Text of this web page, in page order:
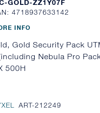
GOLD-ZZ1Y07F
4718937633142
INFO
Gold Security Pack
Nebula Pro
500H
ART-212249